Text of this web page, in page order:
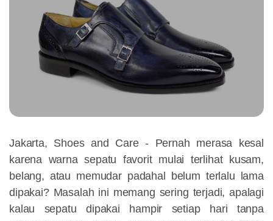
Jakarta, Shoes and Care -Pernah merasa kesal
karena warna sepatu favorit mulai terlihat kusam,
belang, atau memudar padahal belum terlalu lama
dipakai? Masalah ini memang sering terjadi, apalagi
kalau sepatu dipakai hampir setiap hari tanpa